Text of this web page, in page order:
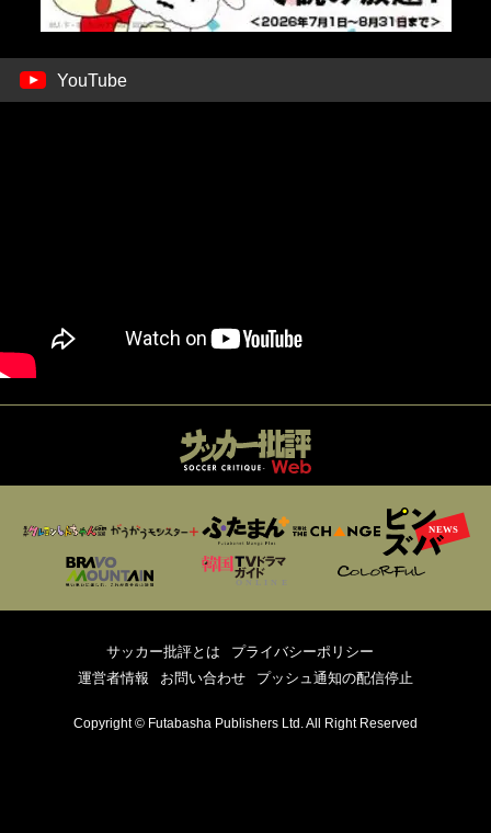
YouTube
サッカー批評とは
プライバシーポリシー
運営者情報
お問い合わせ プッシュ通知の配信停止
Copyright © Futabasha Publishers Ltd. All Right Reserved